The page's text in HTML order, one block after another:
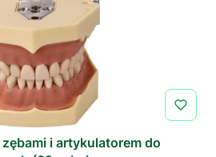
i artykulatorem do